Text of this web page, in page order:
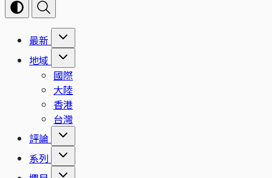
最新
地域
國際
大陸
香港
台灣
評論
系列